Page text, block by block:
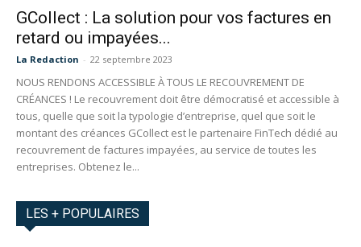
GCollect : La solution pour vos factures en
retard ou impayées...
La Redaction - 22 septembre 2023
NOUS RENDONS ACCESSIBLE À TOUS LE RECOUVREMENT DE
CRÉANCES ! Le recouvrement doit être démocratisé et accessible à
tous, quelle que soit la typologie d’entreprise, quel que soit le
montant des créances GCollect est le partenaire FinTech dédié au
recouvrement de factures impayées, au service de toutes les
entreprises. Obtenez le...
LES + POPULAIRES